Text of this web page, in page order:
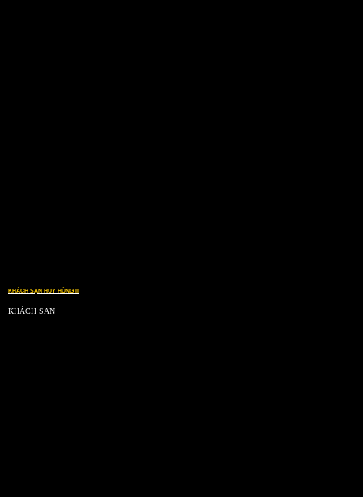
KHÁCH SẠN HUY HÙNG II
KHÁCH SẠN